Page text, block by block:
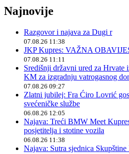
Najnovije
Razgovor i najava za Dugi r
07.08.26 11:38
JKP Kupres: VAŽNA
07.08.26 11:11
Središnji državni ured za
KM za izgradnju vatrogasnog
07.08.26 09:27
Zlatni jubilej: Fra Ćiro Lovrić
svećeničke službe
06.08.26 12:05
Najava: Treći BMW Meet
posjetitelja i stotine vozila
06.08.26 11:38
Najava: Sutra sjednica